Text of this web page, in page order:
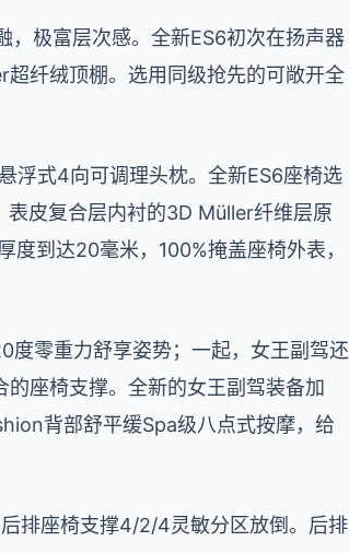
，极富层次感。全新ES6初次在扬声器
纤绒顶棚。选用同级抢先的可敞开全
浮式4向可调理头枕。全新ES6座椅选
皮复合层内衬的3D Müller纤维层原
到达20毫米，100%掩盖座椅外表，
度零重力舒享姿势；一起，女王副驾还
座椅支撑。全新的女王副驾装备加
背部舒平缓Spa级八点式按摩，给
排座椅支撑4/2/4灵敏分区放倒。后排